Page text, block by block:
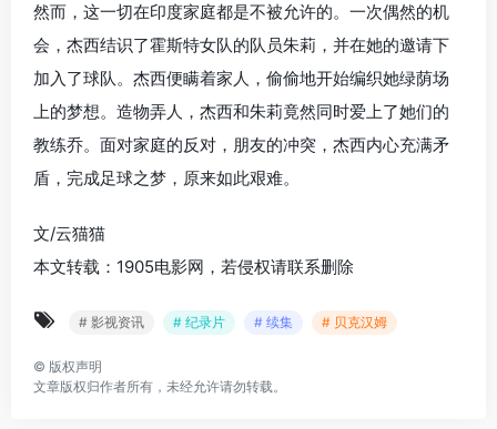
然而，这一切在印度家庭都是不被允许的。一次偶然的机
会，杰西结识了霍斯特女队的队员朱莉，并在她的邀请下
加入了球队。杰西便瞒着家人，偷偷地开始编织她绿荫场
上的梦想。造物弄人，杰西和朱莉竟然同时爱上了她们的
教练乔。面对家庭的反对，朋友的冲突，杰西内心充满矛
盾，完成足球之梦，原来如此艰难。
文/云猫猫
本文转载：1905电影网，若侵权请联系删除
# 影视资讯 # 纪录片 # 续集 # 贝克汉姆
© 版权声明
文章版权归作者所有，未经允许请勿转载。